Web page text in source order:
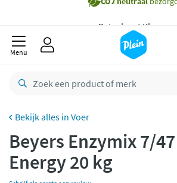
23.59u besteld,maandag
Gratisretourneren
Menu
Voer
Beyers Enzymix 7/
Energy 20 kg